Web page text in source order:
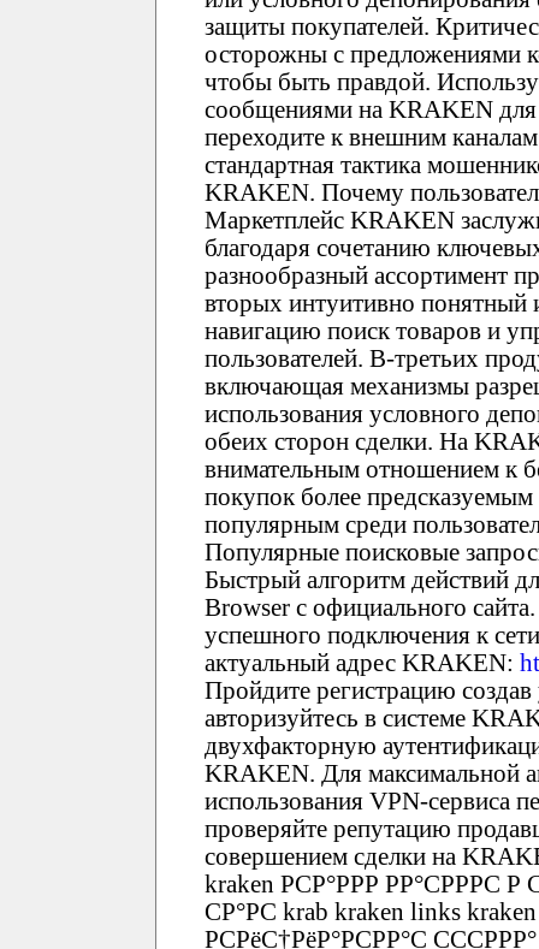
защиты покупателей.
осторожны с предложениями
чтобы быть правдой.
сообщениями на KRAKEN для
переходите к внешним
стандартная тактика
KRAKEN. Почему
Маркетплейс KRAKEN
благодаря сочетанию
разнообразный ассортимент
вторых интуитивно
навигацию поиск товаров и
пользователей. В-третьих
включающая механизмы
использования условного
обеих сторон сделки. На
внимательным отношением к
покупок более
популярным среди
Популярные поисковые
Быстрый алгоритм действий
Browser с официального
успешного подключения к
актуальный адрес KRAKEN:
Пройдите регистрацию
авторизуйтесь в системе
двухфакторную
KRAKEN. Для максимальной
использования VPN-сервиса
проверяйте репутацию
совершением сделки на
kraken РСР°РРР РР°СРРРС Р
СР°РС krab kraken links
РСРёС†РёР°РСРР°С